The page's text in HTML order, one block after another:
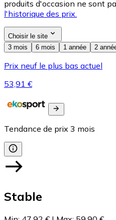
produits d'occasion ne sont
l'historique des prix.
Choisir le site
3 mois
6 mois 1 année 2
Prix neuf le plus bas actuel
53,91 €
Tendance de prix 3 mois
Stable